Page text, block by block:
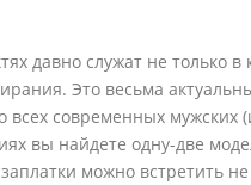
давно служат не только в
Это весьма
всех современных мужских
вы найдете одну-две
можно встретить